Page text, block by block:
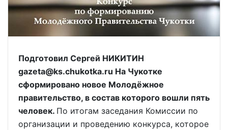
Подготовил Сергей НИКИТИН
gazeta@ks.chukotka.ru На Чукотке
сформировано новое Молодёжное
правительство, в состав которого вошли пять
человек. По итогам заседания Комиссии по
организации и проведению конкурса, которое